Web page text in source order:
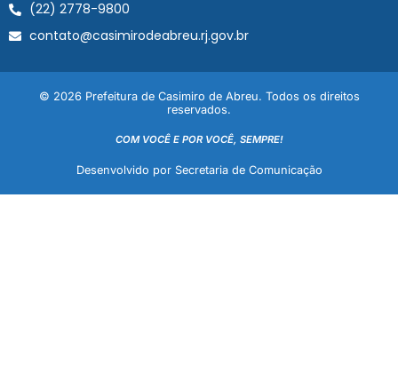
(22) 2778-9800
contato@casimirodeabreu.rj.gov.br
© 2026 Prefeitura de Casimiro de Abreu. Todos os direitos
reservados.
COM VOCÊ E POR VOCÊ, SEMPRE!
Desenvolvido por Secretaria de Comunicação